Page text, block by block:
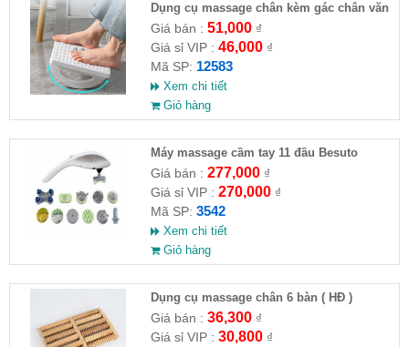
Dụng cụ massage chân kèm gác chân văn
phòng
Giá bán : 51,000₫
Giá sỉ VIP : 46,000₫
Mã SP: 12583
Xem chi tiết
Giỏ hàng
Máy massage cầm tay 11 đầu Besuto
Giá bán : 277,000₫
Giá sỉ VIP : 270,000₫
Mã SP: 3542
Xem chi tiết
Giỏ hàng
Dụng cụ massage chân 6 bàn ( HĐ )
Giá bán : 36,300₫
Giá sỉ VIP : 30,800₫